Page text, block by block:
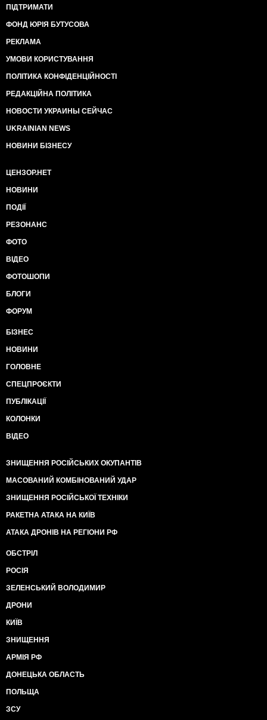
ПІДТРИМАТИ
ФОНД ЮРІЯ БУТУСОВА
РЕКЛАМА
УМОВИ КОРИСТУВАННЯ
ПОЛІТИКА КОНФІДЕНЦІЙНОСТІ
РЕДАКЦІЙНА ПОЛІТИКА
НОВОСТИ УКРАИНЫ СЕЙЧАС
UKRAINIAN NEWS
НОВИНИ БІЗНЕСУ
ЦЕНЗОР.НЕТ
НОВИНИ
ПОДІЇ
РЕЗОНАНС
ФОТО
ВІДЕО
ФОТОШОПИ
БЛОГИ
ФОРУМ
БІЗНЕС
НОВИНИ
ГОЛОВНЕ
СПЕЦПРОЄКТИ
ПУБЛІКАЦІЇ
КОЛОНКИ
ВІДЕО
ЗНИЩЕННЯ РОСІЙСЬКИХ ОКУПАНТІВ
МАСОВАНИЙ КОМБІНОВАНИЙ УДАР
ЗНИЩЕННЯ РОСІЙСЬКОЇ ТЕХНІКИ
РАКЕТНА АТАКА НА КИЇВ
АТАКА ДРОНІВ НА РЕГІОНИ РФ
ОБСТРІЛ
РОСІЯ
ЗЕЛЕНСЬКИЙ ВОЛОДИМИР
ДРОНИ
КИЇВ
ЗНИЩЕННЯ
АРМІЯ РФ
ДОНЕЦЬКА ОБЛАСТЬ
ПОЛЬЩА
ЗСУ